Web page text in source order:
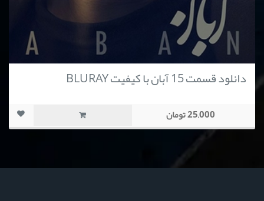
دانلود قسمت 15 آبان با کیفیت BLURAY
25,000 تومان